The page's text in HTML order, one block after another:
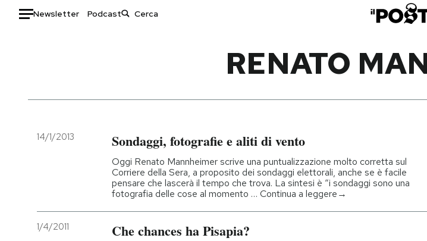
Newsletter Podcast
Italia
Politica
Moda
Storie/Idee
Ok Boomer!
Media
Mondiali calcio 2026
RENATO
14/1/2013 Sondaggi, fotografie e aliti di vento
Oggi Renato Mannheimer scrive una puntualizzazione molto corretta sul
Corriere della Sera, a proposito dei sondaggi elettorali, anche se è facile
pensare che lascerà il tempo che trova. La sintesi è “i sondaggi sono una
fotografia delle cose al momento … Continua a leggere→
1/4/2011 Che chances ha Pisapia?